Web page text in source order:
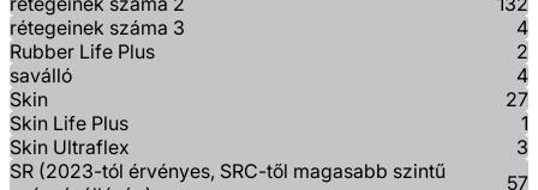
rétegeinek száma 3
4
Rubber Life Plus
2
saválló
4
Skin
27
Skin Life Plus
1
Skin Ultraflex
3
SR (2023-tól érvényes, SRC-től magasabb szintű
57